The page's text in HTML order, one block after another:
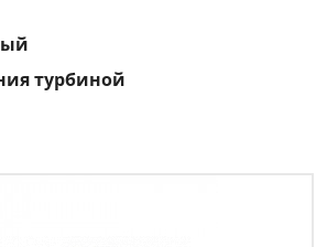
турбиной